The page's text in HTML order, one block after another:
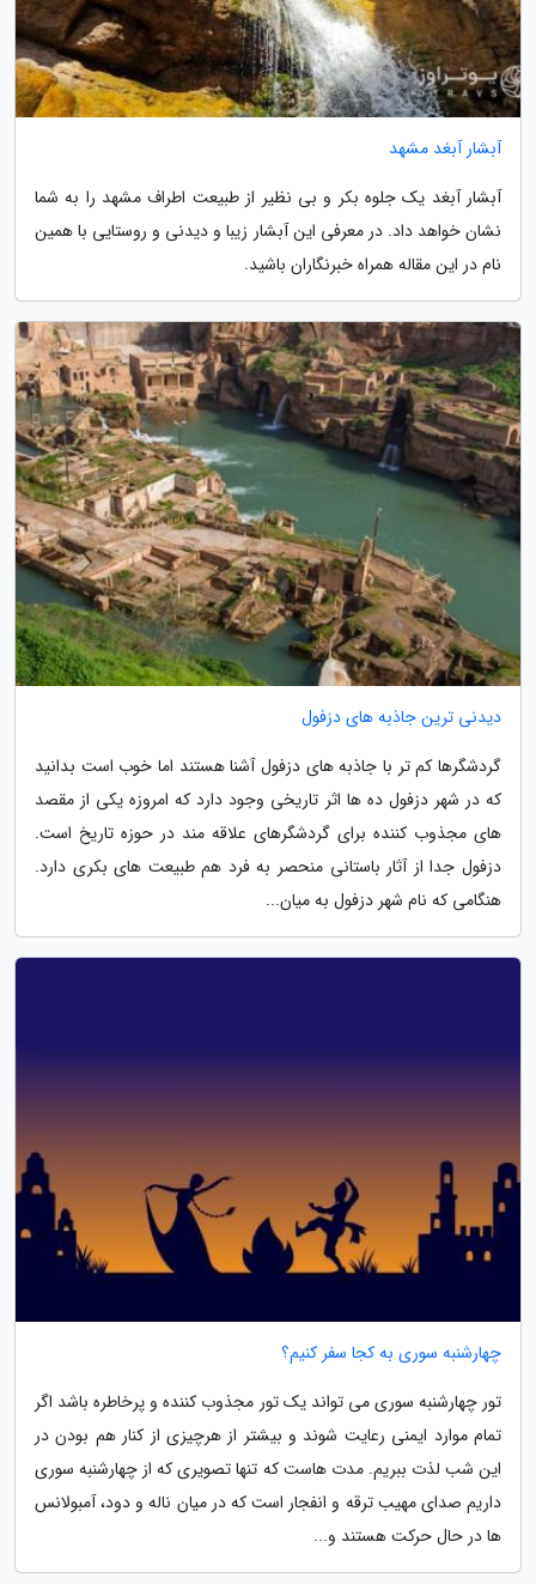
آبشار آبغد مشهد
آبشار آبغد یک جلوه بکر و بی نظیر از طبیعت اطراف مشهد را به شما
نشان خواهد داد. در معرفی این آبشار زیبا و دیدنی و روستایی با همین
نام در این مقاله همراه خبرنگاران باشید.
دیدنی ترین جاذبه های دزفول
گردشگرها کم تر با جاذبه های دزفول آشنا هستند اما خوب است بدانید
که در شهر دزفول ده ها اثر تاریخی وجود دارد که امروزه یکی از مقصد
های مجذوب کننده برای گردشگرهای علاقه مند در حوزه تاریخ است.
دزفول جدا از آثار باستانی منحصر به فرد هم طبیعت های بکری دارد.
هنگامی که نام شهر دزفول به میان...
چهارشنبه سوری به کجا سفر کنیم؟
تور چهارشنبه سوری می تواند یک تور مجذوب کننده و پرخاطره باشد اگر
تمام موارد ایمنی رعایت شوند و بیشتر از هرچیزی از کنار هم بودن در
این شب لذت ببریم. مدت هاست که تنها تصویری که از چهارشنبه سوری
داریم صدای مهیب ترقه و انفجار است که در میان ناله و دود، آمبولانس
ها در حال حرکت هستند و...